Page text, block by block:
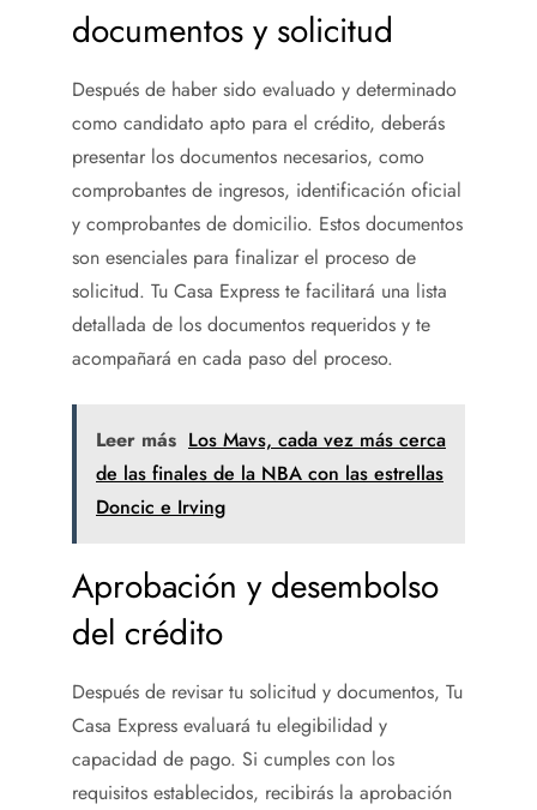
documentos y solicitud
Después de haber sido evaluado y determinado
como candidato apto para el crédito, deberás
presentar los documentos necesarios, como
comprobantes de ingresos, identificación oficial
y comprobantes de domicilio. Estos documentos
son esenciales para finalizar el proceso de
solicitud. Tu Casa Express te facilitará una lista
detallada de los documentos requeridos y te
acompañará en cada paso del proceso.
Leer más Los Mavs, cada vez más cerca
de las finales de la NBA con las estrellas
Doncic e Irving
Aprobación y desembolso
del crédito
Después de revisar tu solicitud y documentos, Tu
Casa Express evaluará tu elegibilidad y
capacidad de pago. Si cumples con los
requisitos establecidos, recibirás la aprobación